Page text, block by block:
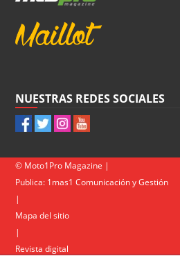
NUESTRAS REDES SOCIALES
© Moto1Pro Magazine |
Publica: 1mas1 Comunicación y Gestión
|
Mapa del sitio
|
Revista digital